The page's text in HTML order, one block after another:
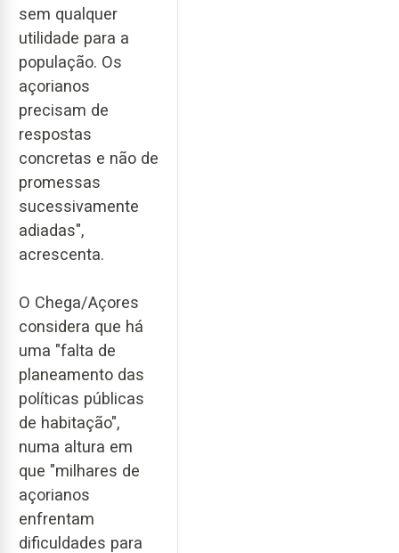
sem qualquer
utilidade para a
população. Os
açorianos
precisam de
respostas
concretas e não de
promessas
sucessivamente
adiadas",
acrescenta.
O Chega/Açores
considera que há
uma "falta de
planeamento das
políticas públicas
de habitação",
numa altura em
que "milhares de
açorianos
enfrentam
dificuldades para